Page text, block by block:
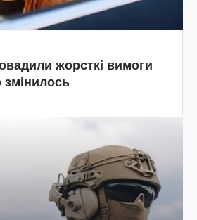
жорсткі вимоги
змінилось